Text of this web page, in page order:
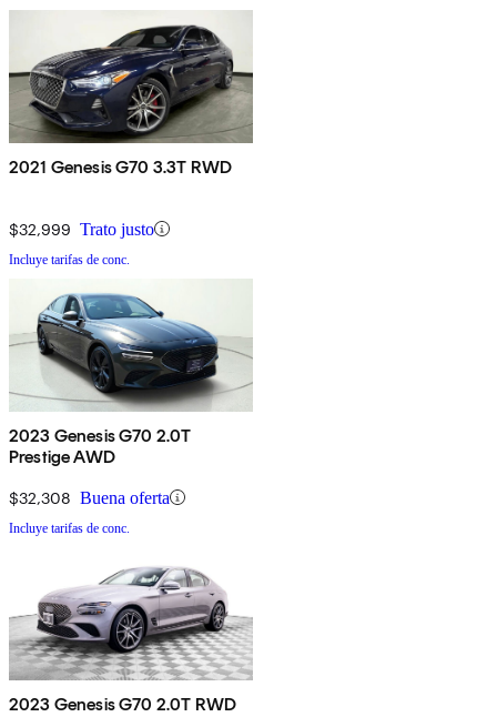
2021 Genesis G70 3.3T RWD
$32,999 Trato justo
Incluye tarifas de conc.
2023 Genesis G70 2.0T
Prestige AWD
$32,308 Buena oferta
Incluye tarifas de conc.
2023 Genesis G70 2.0T RWD